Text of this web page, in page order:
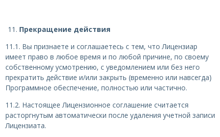
Прекращение действия
11.1. Вы признаете и соглашаетесь с тем, что Лицензиар
имеет право в любое время и по любой причине, по своему
собственному усмотрению, с уведомлением или без него
прекратить действие и/или закрыть (временно или навсегда)
Программное обеспечение, полностью или частично.
11.2. Настоящее Лицензионное соглашение считается
расторгнутым автоматически после удаления учетной записи
Лицензиата.